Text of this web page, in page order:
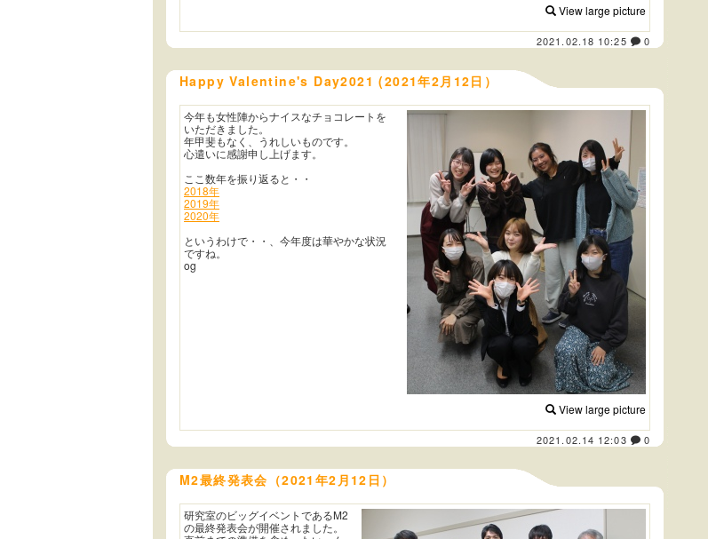
View large picture
2021.02.18 10:25 0
Happy Valentine's Day2021 (2021年2月12日）
View large picture
今年も女性陣からナイスなチョコレートを
いただきました。
年甲斐もなく、うれしいものです。
心遣いに感謝申し上げます。
ここ数年を振り返ると・・
2018年
2019年
2020年
というわけで・・、今年度は華やかな状況
ですね。
og
2021.02.14 12:03 0
M2最終発表会（2021年2月12日）
研究室のビッグイベントであるM2
の最終発表会が開催されました。